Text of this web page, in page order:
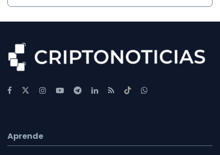
Aprende